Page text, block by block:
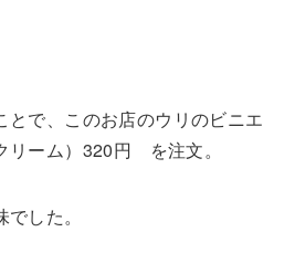
とで、このお店のウリのビニエ
リーム）320円 を注文。
した。